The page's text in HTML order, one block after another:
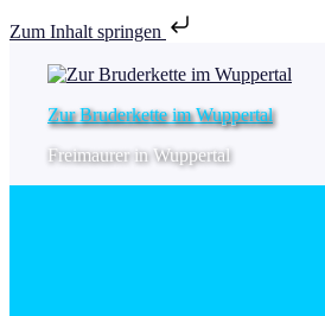
Zum Inhalt springen
Zur Bruderkette im Wuppertal
Freimaurer in Wuppertal